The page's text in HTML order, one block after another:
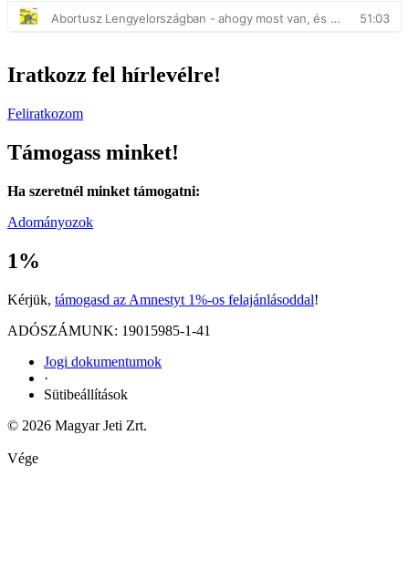
Iratkozz fel hírlevélre!
Feliratkozom
Támogass minket!
Ha szeretnél minket támogatni:
Adományozok
1%
Kérjük, támogasd az Amnestyt 1%-os felajánlásoddal!
ADÓSZÁMUNK: 19015985-1-41
Jogi dokumentumok
·
Sütibeállítások
© 2026 Magyar Jeti Zrt.
Vége